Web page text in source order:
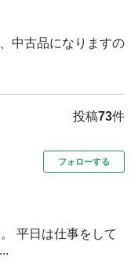
中古品になりますの
投稿73件
フォローする
平日は仕事をして